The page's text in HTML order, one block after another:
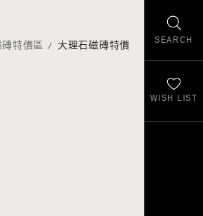
SEARCH
WISH LIST
特價區 大理石磁磚特價